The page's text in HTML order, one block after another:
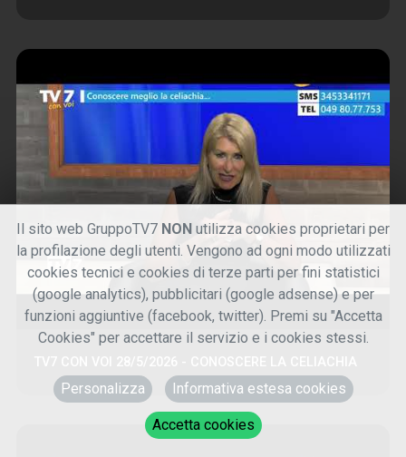
Il sito web GruppoTV7 NON utilizza cookies proprietari per
la profilazione degli utenti. Vengono ad ogni modo utilizzati
cookies tecnici e cookies di terze parti per fini statistici
(google analytics), pubblicitari (google adsense) e per
funzioni aggiuntive (facebook, twitter). Premi su "Accetta
Cookies" per accettare il servizio e i cookies stessi.
Personalizza Informativa estesa cookies
Accetta cookies